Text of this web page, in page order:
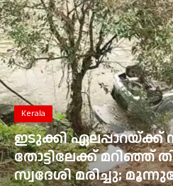
Sports
Food
Gulf News
Loksabha Election 2024
Technology
Health
Kerala
ഭൂമി തരംമാറ്റ
ഉത്തരവുകൾ
മൂവാറ്റുപുഴ
പിഴ